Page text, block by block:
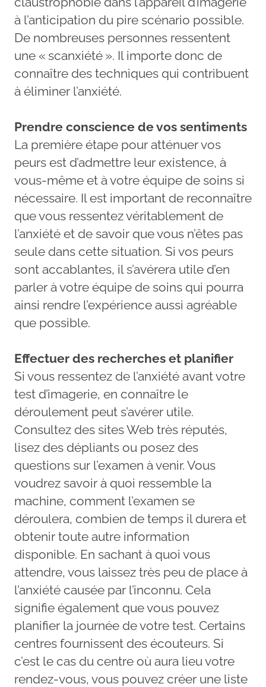
à l’anticipation du pire scénario possible.
De nombreuses personnes ressentent
une « scanxiété ». Il importe donc de
connaître des techniques qui contribuent
à éliminer l’anxiété.
Prendre conscience de vos sentiments
La première étape pour atténuer vos
peurs est d’admettre leur existence, à
vous-même et à votre équipe de soins si
nécessaire. Il est important de reconnaître
que vous ressentez véritablement de
l’anxiété et de savoir que vous n’êtes pas
seule dans cette situation. Si vos peurs
sont accablantes, il s’avérera utile d’en
parler à votre équipe de soins qui pourra
ainsi rendre l’expérience aussi agréable
que possible.
Effectuer des recherches et planifier
Si vous ressentez de l’anxiété avant votre
test d’imagerie, en connaître le
déroulement peut s’avérer utile.
Consultez des sites Web très réputés,
lisez des dépliants ou posez des
questions sur l’examen à venir. Vous
voudrez savoir à quoi ressemble la
machine, comment l’examen se
déroulera, combien de temps il durera et
obtenir toute autre information
disponible. En sachant à quoi vous
attendre, vous laissez très peu de place à
l’anxiété causée par l’inconnu. Cela
signifie également que vous pouvez
planifier la journée de votre test. Certains
centres fournissent des écouteurs. Si
c’est le cas du centre où aura lieu votre
rendez-vous, vous pouvez créer une liste